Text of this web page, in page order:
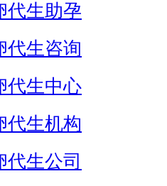
代生助孕
代生咨询
代生中心
代生机构
代生公司